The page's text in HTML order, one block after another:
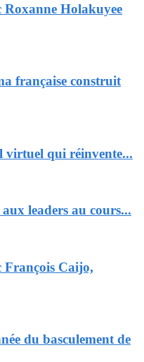
Roxanne Holakuyee
française construit
virtuel qui réinvente...
leaders au cours...
François Caijo,
du basculement de